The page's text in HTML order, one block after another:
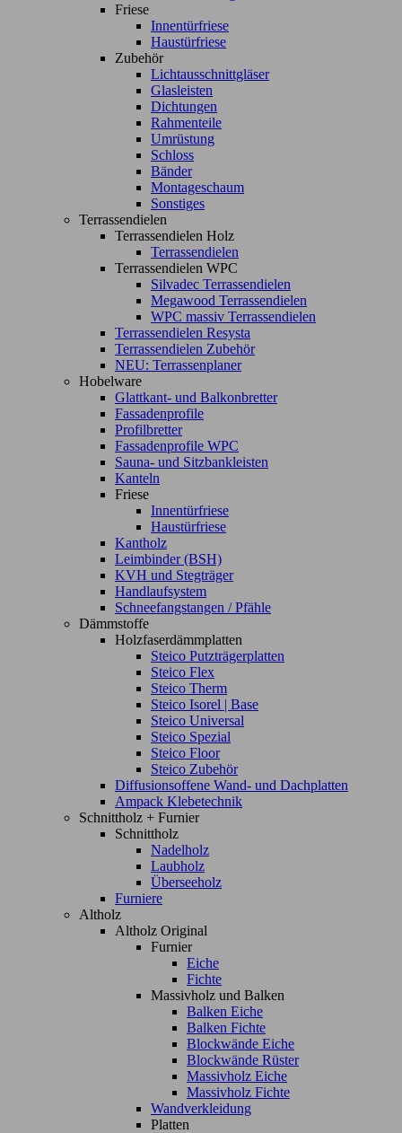
Friese
Innentürfriese
Haustürfriese
Zubehör
Lichtausschnittgläser
Glasleisten
Dichtungen
Rahmenteile
Umrüstung
Schloss
Bänder
Montageschaum
Sonstiges
Terrassendielen
Terrassendielen Holz
Terrassendielen
Terrassendielen WPC
Silvadec Terrassendielen
Megawood Terrassendielen
WPC massiv Terrassendielen
Terrassendielen Resysta
Terrassendielen Zubehör
NEU: Terrassenplaner
Hobelware
Glattkant- und Balkonbretter
Fassadenprofile
Profilbretter
Fassadenprofile WPC
Sauna- und Sitzbankleisten
Kanteln
Friese
Innentürfriese
Haustürfriese
Kantholz
Leimbinder (BSH)
KVH und Stegträger
Handlaufsystem
Schneefangstangen / Pfähle
Dämmstoffe
Holzfaserdämmplatten
Steico Putzträgerplatten
Steico Flex
Steico Therm
Steico Isorel | Base
Steico Universal
Steico Spezial
Steico Floor
Steico Zubehör
Diffusionsoffene Wand- und Dachplatten
Ampack Klebetechnik
Schnittholz + Furnier
Schnittholz
Nadelholz
Laubholz
Überseeholz
Furniere
Altholz
Altholz Original
Furnier
Eiche
Fichte
Massivholz und Balken
Balken Eiche
Balken Fichte
Blockwände Eiche
Blockwände Rüster
Massivholz Eiche
Massivholz Fichte
Wandverkleidung
Platten